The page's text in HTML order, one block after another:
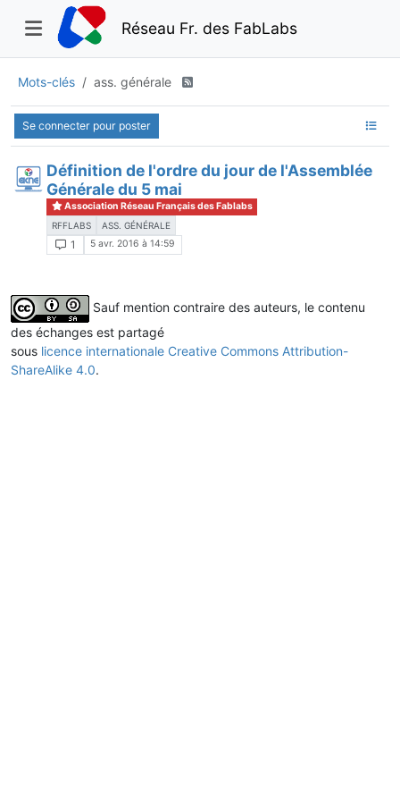
Réseau Fr. des FabLabs
Mots-clés ass. générale
Se connecter pour poster
Définition de l'ordre du jour de l'Assemblée
Générale du 5 mai
Association Réseau Français des Fablabs
RFFLABS ASS. GÉNÉRALE
1 5 avr. 2016 à 14:59
Sauf mention contraire des auteurs, le contenu
des échanges est partagé
sous licence internationale Creative Commons Attribution-
ShareAlike 4.0.